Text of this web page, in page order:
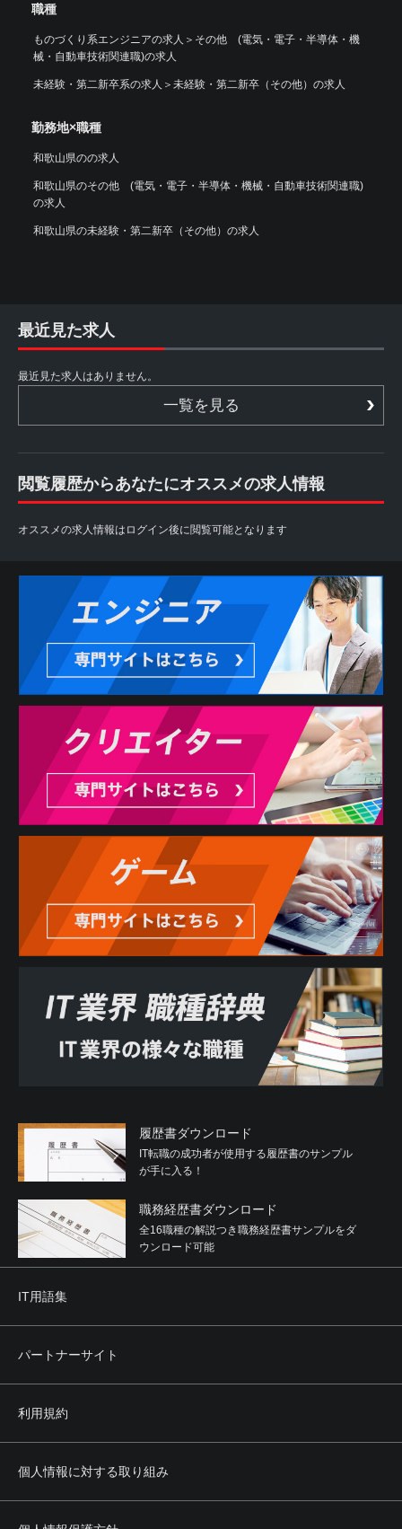
職種
ものづくり系エンジニアの求人 ＞ その他 (電気・電子・半導体・機
械・自動車技術関連職)の求人
未経験・第二新卒系の求人 ＞ 未経験・第二新卒（その他）の求人
勤務地×職種
和歌山県のの求人
和歌山県のその他 (電気・電子・半導体・機械・自動車技術関連職)
の求人
和歌山県の未経験・第二新卒（その他）の求人
最近見た求人
最近見た求人はありません。
一覧を見る
閲覧履歴からあなたにオススメの求人情報
オススメの求人情報はログイン後に閲覧可能となります
履歴書ダウンロード
IT転職の成功者が使用する履歴書のサンプル
が手に入る！
職務経歴書ダウンロード
全16職種の解説つき職務経歴書サンプルをダ
ウンロード可能
IT用語集
パートナーサイト
利用規約
個人情報に対する取り組み